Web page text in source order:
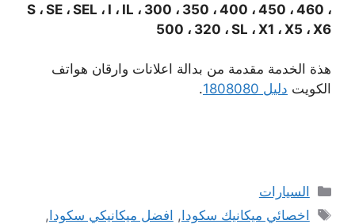
S ، SE ، SEL ، I ، IL ، 300 ، 350 ، 400 ، 450 ، 460 ،
500 ، 320 ، SL ، X1 ، X5 ، X6
هذة الخدمة مقدمة من بدالة اعلانات وارقان هواتف
الكويت دليل 1808080 .
التصنيفات
السيارات
الوسوم
اخصائي ميكانيك سكودا, افضل ميكانيكي سكودا,